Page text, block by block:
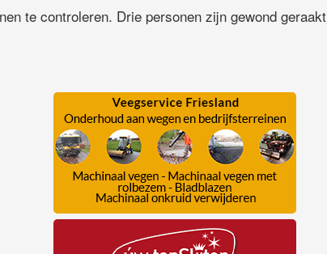
te controleren. Drie personen zijn gewond geraakt